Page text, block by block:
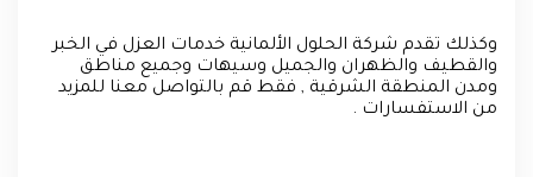
وكذلك تقدم شركة الحلول الألمانية خدمات العزل في الخبر
والقطيف والظهران والجميل وسيهات وجميع مناطق
ومدن المنطقة الشرقية , فقط قم بالتواصل معنا للمزيد
من الاستفسارات .